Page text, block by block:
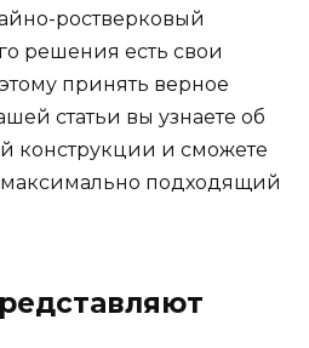
ростверковый
решения есть свои
принять верное
статьи вы узнаете об
конструкции и сможете
максимально подходящий